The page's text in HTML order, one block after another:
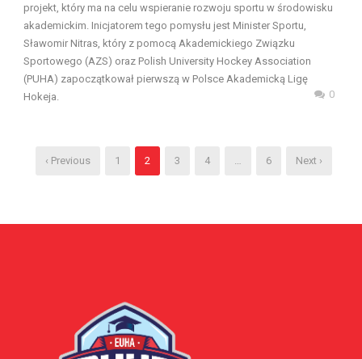
projekt, który ma na celu wspieranie rozwoju sportu w środowisku
akademickim. Inicjatorem tego pomysłu jest Minister Sportu,
Sławomir Nitras, który z pomocą Akademickiego Związku
Sportowego (AZS) oraz Polish University Hockey Association
(PUHA) zapoczątkował pierwszą w Polsce Akademicką Ligę
Hokeja.
0
‹ Previous 1 2 3 4 … 6 Next ›